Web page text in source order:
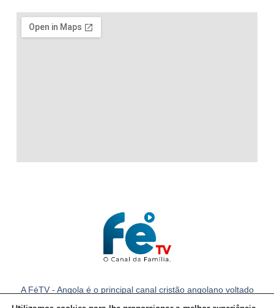
A FéTV - Angola é o principal canal cristão angolano voltado
para a família com notícias e conteúdos cristãos em Angola.